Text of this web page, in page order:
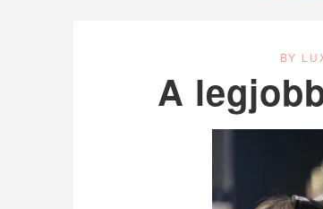
BY
A